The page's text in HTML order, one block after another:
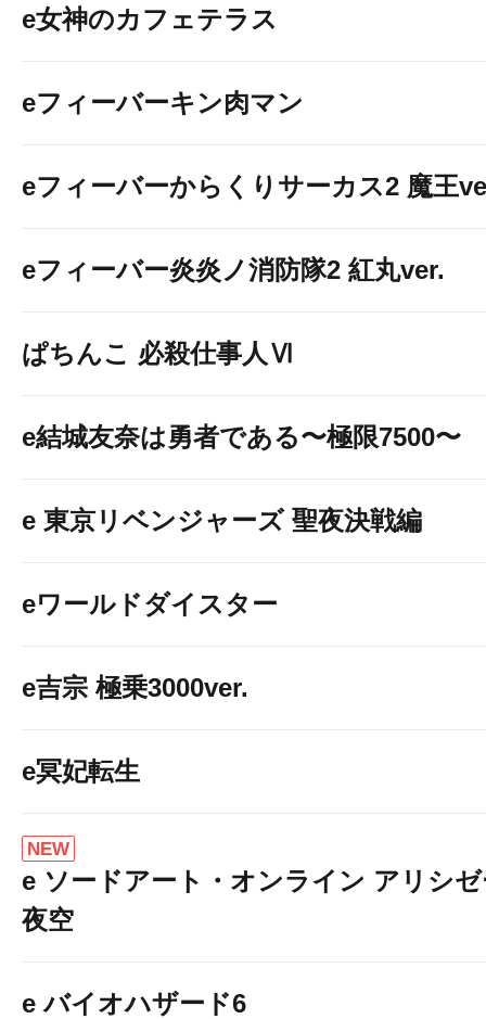
e女神のカフェテラス
eフィーバーキン肉マン
eフィーバーからくりサーカス2 魔王
eフィーバー炎炎ノ消防隊2 紅丸ver.
ぱちんこ 必殺仕事人Ⅵ
e結城友奈は勇者である〜極限7500〜
e 東京リベンジャーズ 聖夜決戦編
eワールドダイスター
e吉宗 極乗3000ver.
e冥妃転生
NEW
e ソードアート・オンライン アリシ
夜空
e バイオハザード6